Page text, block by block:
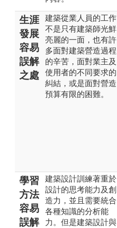
生涯
發展
容易
誤解
之處
建築從業人員的工作
不是只有建築師光鮮
亮麗的一面，也有許
多面對建築營造過程
的辛苦，面對業主及
使用者的不同要求的
糾結，或是面對營造
預算有限的困難。
學習
方法
容易
誤解
建築設計訓練著重於
設計的思考能力及創
造力，並且需要統合
各種知識的分析能
力。但是建築設計與